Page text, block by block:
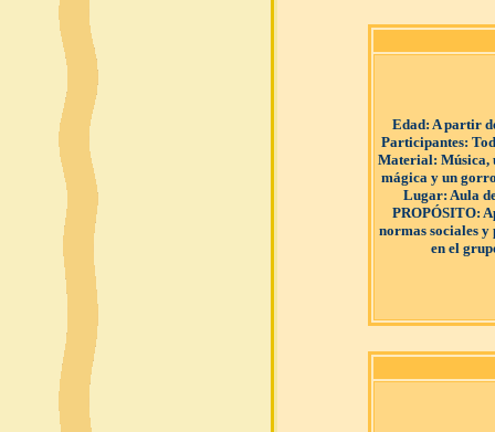
Edad: A partir
Participantes:
Material: Música,
mágica y un
Lugar: Aula
PROPÓSITO:
normas sociales
en el